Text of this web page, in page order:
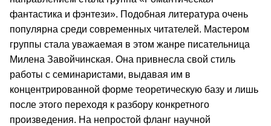
фантастика и фэнтези». Подобная литература очень
популярна среди современных читателей. Мастером
группы стала уважаемая в этом жанре писательница
Милена Завойчинская. Она привнесла свой стиль
работы с семинаристами, выдавая им в
концентрированной форме теоретическую базу и лишь
после этого переходя к разбору конкретного
произведения. На непростой фланг научной